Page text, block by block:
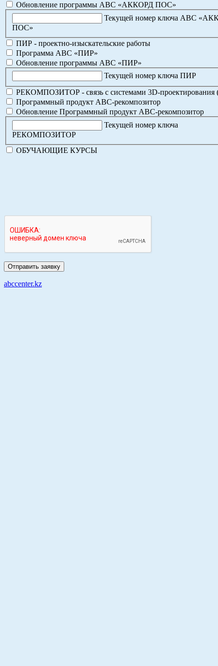
Обновление программы АВС «АККОРД ПОС»
Текущей номер ключа АВС
ПОС»
ПИР - проектно-изыскательские работы
Программа АВС «ПИР»
Обновление программы АВС «ПИР»
Текущей номер ключа ПИР
РЕКОМПОЗИТОР - связь с системами 3D-проектирования
Программный продукт АВС-рекомпозитор
Обновление Программный продукт АВС-рекомпозитор
Текущей номер ключа
РЕКОМПОЗИТОР
ОБУЧАЮЩИЕ КУРСЫ
abccenter.kz